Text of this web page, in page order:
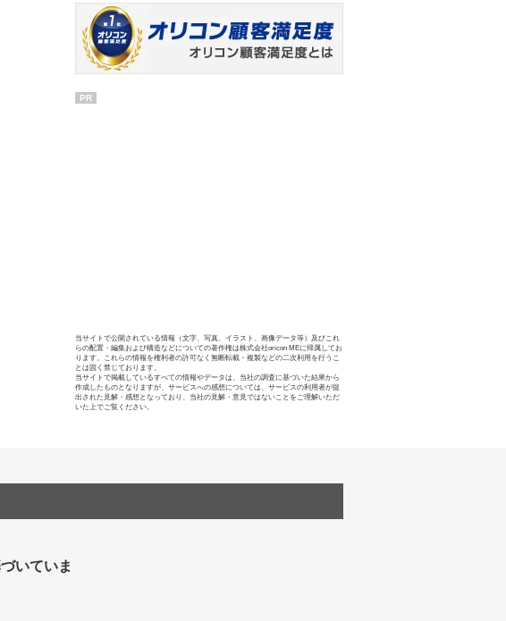
PR
当サイトで公開されている情報（文字、写真、イラスト、画像データ等）及びこれ
らの配置・編集および構造などについての著作権は株式会社oricon MEに帰属してお
ります。これらの情報を権利者の許可なく無断転載・複製などの二次利用を行うこ
とは固く禁じております。
当サイトで掲載しているすべての情報やデータは、当社の調査に基づいた結果から
作成したものとなりますが、サービスへの感想については、サービスの利用者が提
出された見解・感想となっており、当社の見解・意見ではないことをご理解いただ
いた上でご覧ください。
いていま